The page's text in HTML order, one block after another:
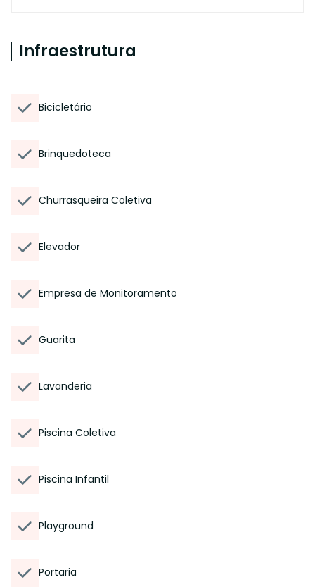
Infraestrutura
Bicicletário
Brinquedoteca
Churrasqueira Coletiva
Elevador
Empresa de Monitoramento
Guarita
Lavanderia
Piscina Coletiva
Piscina Infantil
Playground
Portaria